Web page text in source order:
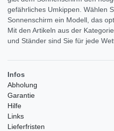
gefährliches Umkippen. Wählen
Sonnenschirm ein Modell, das
Mit den Artikeln aus der
und Ständer sind Sie für jede
Infos
Abholung
Garantie
Hilfe
Links
Lieferfristen